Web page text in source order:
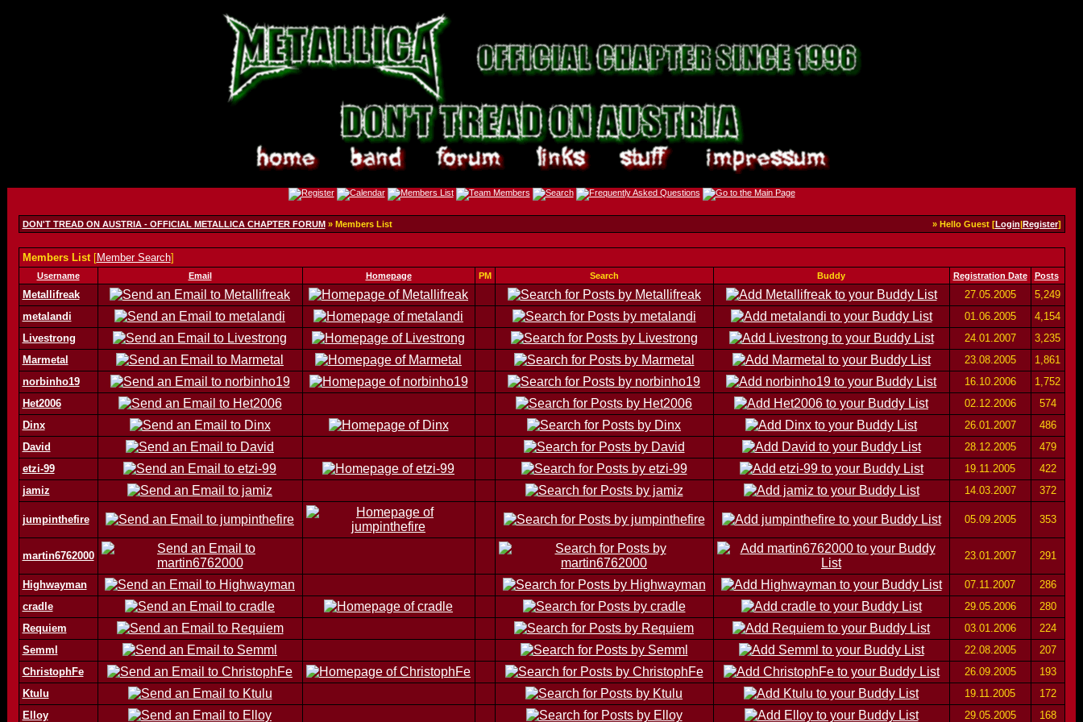
DON'T TREAD ON AUSTRIA - OFFICIAL METALLICA CHAPTER FORUM» Members List » Hello Guest [Login|Register]
Members List[Member Search]
Username Email Homepage PM Search Buddy Registration Date Posts
Metallifreak 27.05.2005
5,249
metalandi
01.06.2005
4,154
Livestrong
24.01.2007
3,235
Marmetal
23.08.2005
1,861
norbinho19
16.10.2006
1,752
Het2006
02.12.2006
574
Dinx
26.01.2007
486
David
28.12.2005
479
etzi-99
19.11.2005
422
jamiz
14.03.2007 372
jumpinthefire 05.09.2005 353
martin6762000 23.01.2007 291
Highwayman 07.11.2007
286
cradle
29.05.2006
280
Requiem
03.01.2006
224
Semml
22.08.2005
207
ChristophFe
26.09.2005
193
Ktulu
19.11.2005
172
Elloy
29.05.2005 168